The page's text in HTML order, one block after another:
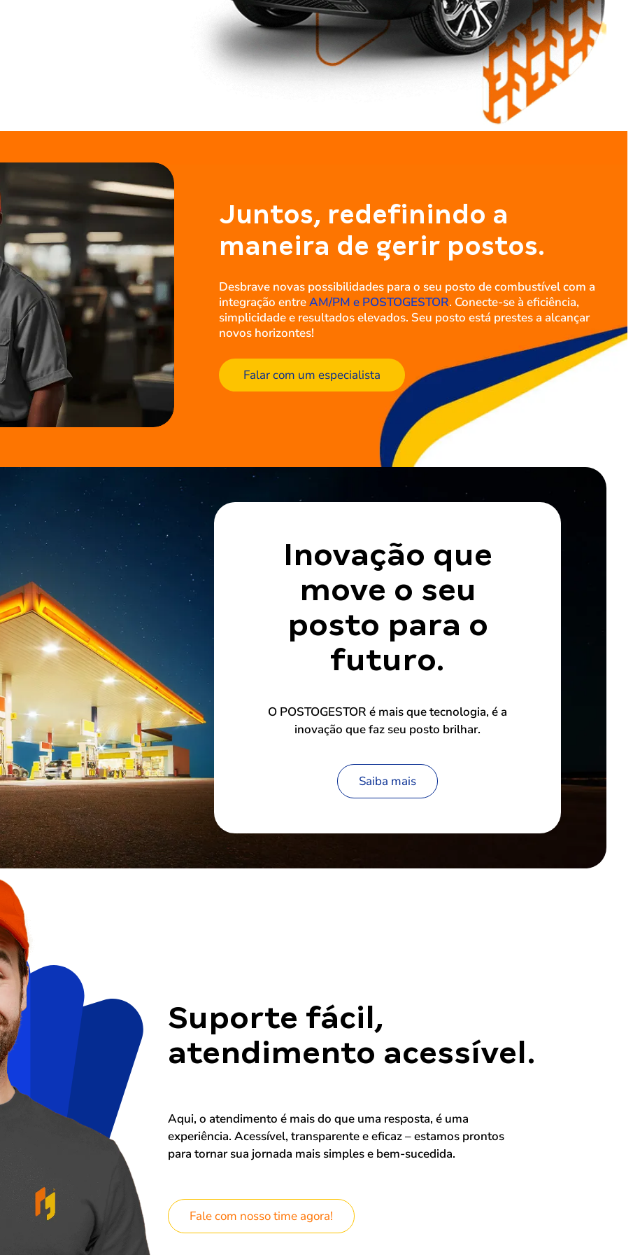
Juntos, redefinindo a
maneira de gerir postos.
Desbrave novas possibilidades para o seu posto de combustível com a
integração entreAM/PM e POSTOGESTOR. Conecte-se à eficiência,
simplicidade e resultados elevados. Seu posto está prestes a alcançar
novos horizontes!
Falar com um especialista
Inovação que
move o seu
posto para o
futuro.
O POSTOGESTOR é mais que tecnologia, é a
inovação que faz seu posto brilhar.
Saiba mais
Suporte fácil,
atendimento acessível.
Aqui, o atendimento é mais do que uma resposta, é uma
experiência. Acessível, transparente e eficaz – estamos prontos
para tornar sua jornada mais simples e bem-sucedida.
Fale com nosso time agora!